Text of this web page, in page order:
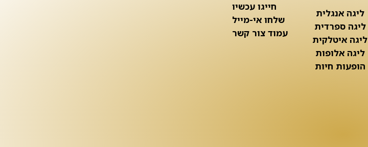
ליגה אנגלית
ליגה ספרדית
ליגה איטלקית
ליגה אלופות
הופעות חיות
חייגו עכשיו
שלחו אי-מייל
עמוד צור קשר